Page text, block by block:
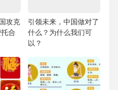
攻克
合
引领未来，中国做对了
什么？为什么我们可
以？